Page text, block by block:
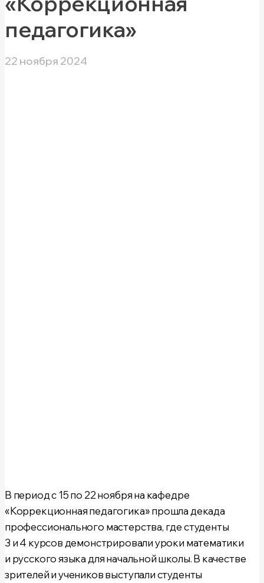
педагогика»
22 ноября 2024
В периодс 15 по 22 ноябряна кафедре
«Коррекционная педагогика»прошла декада
профессионального мастерства, где студенты
3 и 4 курсов демонстрировали уроки математики
и русского языка для начальной школы. В качестве
зрителей и учеников выступали студенты